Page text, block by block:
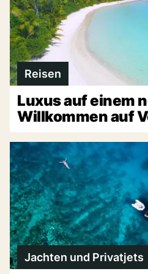
Reisen
Luxus auf einem
Willkommen auf
Jachten und Privatjets